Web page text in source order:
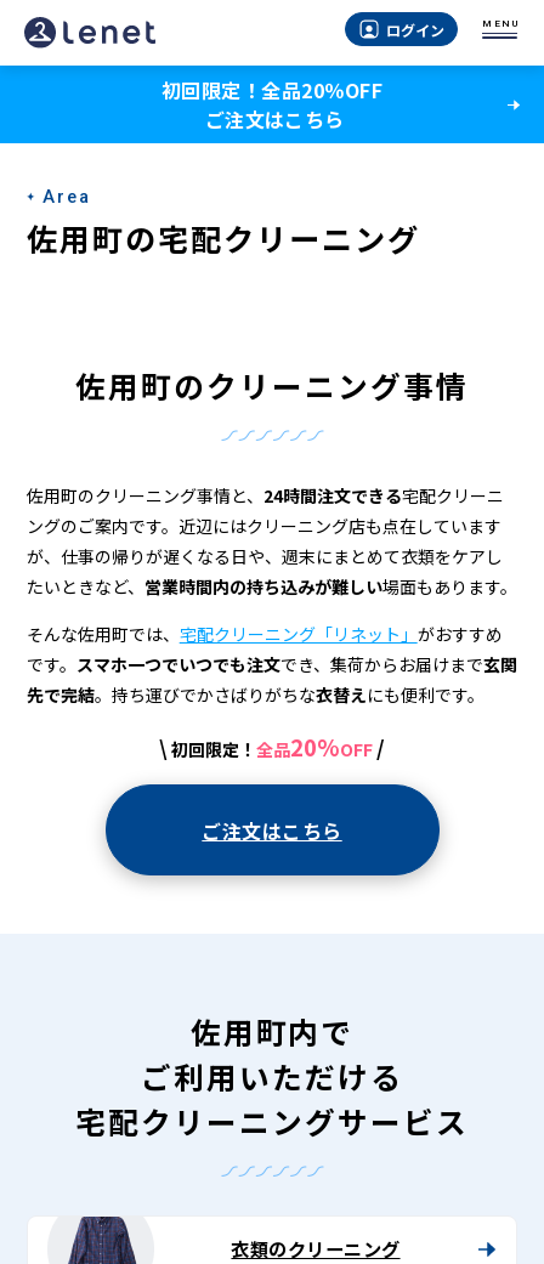
佐
用
の
ク
リ
＆
宅
配
ク
リ
ー
ログイン MENU
初回限定！全品20％OFF
ご注文はこちら
Area
佐用町の宅配クリーニング
佐用町のクリーニング事情
佐用町のクリーニング事情と、 24時間注文できる宅配クリーニ
ングのご案内です。近辺にはクリーニング店も点在しています
が、仕事の帰りが遅くなる日や、週末にまとめて衣類をケアし
たいときなど、 営業時間内の持ち込みが難しい場面もあります。
そんな佐用町では、 宅配クリーニング「リネット」 がおすすめ
です。 スマホ一つでいつでも注文でき、集荷からお届けまで玄関
先で完結。持ち運びでかさばりがちな衣替えにも便利です。
\ 初回限定！ 全品20%OFF /
ご注文はこちら
佐用町内で
ご利用いただける
宅配クリーニングサービス
衣類のクリーニング